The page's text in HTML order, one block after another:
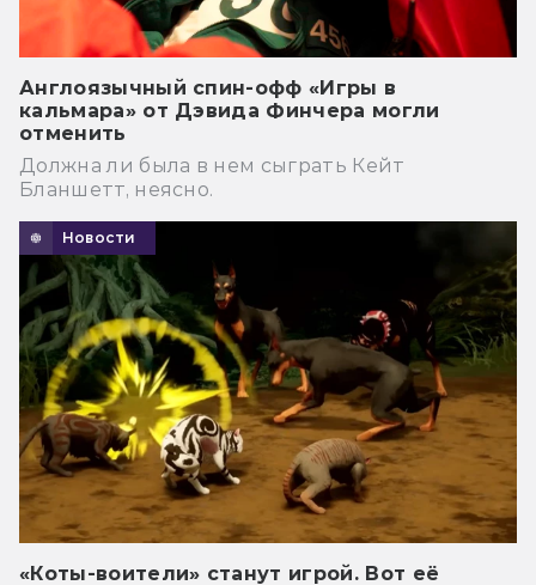
Англоязычный спин-офф «Игры в
кальмара» от Дэвида Финчера могли
отменить
Должна ли была в нем сыграть Кейт
Бланшетт, неясно.
Новости
«Коты-воители» станут игрой. Вот её